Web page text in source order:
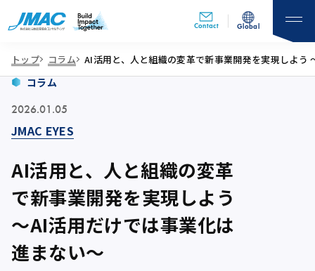
Contact Global
トップ コラム AI活用と、人と組織の変革で新事業開発を実現しよう
AI活用と、人と組織の変革
で新事業開発を実現しよう
～AI活用だけでは事業化は
進まない～
コラム
2026.01.05
JMAC EYES